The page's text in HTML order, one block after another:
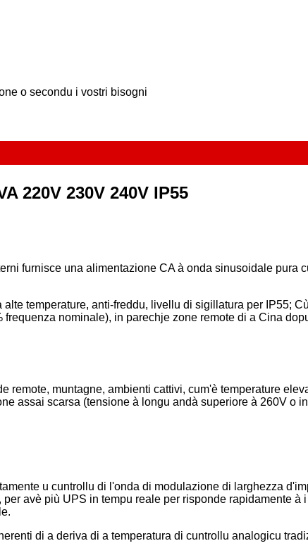
o secondu i vostri bisogni
220V 230V 240V IP55
furnisce una alimentazione CA à onda sinusoidale pura
temperature, anti-freddu, livellu di sigillatura per IP55;
nominale), in parechje zone remote di a Cina
muntagne, ambienti cattivi, cum'è temperature
assai scarsa (tensione à longu andà superiore à 260V o
u cuntrollu di l'onda di modulazione di larghezza
avè più UPS in tempu reale per risponde rapidamente
di a deriva di a temperatura di cuntrollu analogicu